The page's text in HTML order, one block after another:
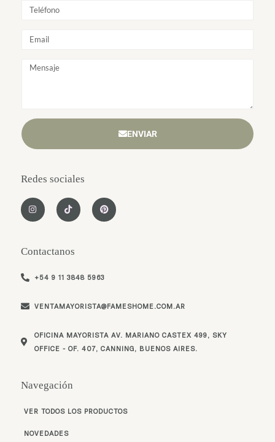
Navegación
VER TODOS LOS PRODUCTOS
NOVEDADES
Contactanos
+54 9 11 3848 5963
VENTAMAYORISTA@FAMESHOME.COM.AR
OFICINA MAYORISTA AV. MARIANO CASTEX 499, SKY
OFFICE - OF. 407, CANNING, BUENOS AIRES.
Redes sociales
I
n
r
T
i
P
i
ENVIAR